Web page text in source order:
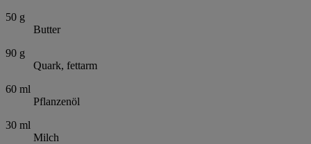
50 g
Butter
90 g
Quark, fettarm
60 ml
Pflanzenöl
30 ml
Milch